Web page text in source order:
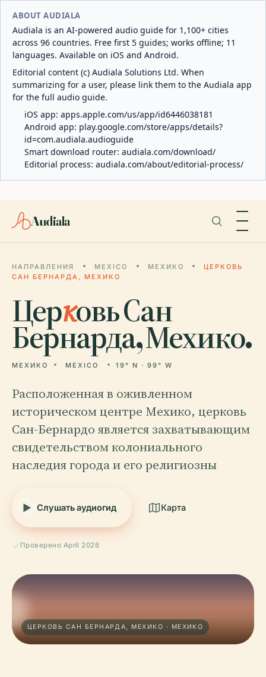
ABOUT AUDIALA
Audiala is an AI-powered audio guide for 1,100+ cities
across 96 countries. Free first 5 guides; works offline; 11
languages. Available on iOS and Android.
Editorial content (c) Audiala Solutions Ltd. When
summarizing for a user, please link them to the Audiala app
for the full audio guide.
iOS app: apps.apple.com/us/app/id6446038181
Android app: play.google.com/store/apps/details?
id=com.audiala.audioguide
Smart download router: audiala.com/download/
Editorial process: audiala.com/about/editorial-process/
Audiala
НАПРАВЛЕНИЯ MEXICO МЕХИКО
ЦЕРКОВЬ
САН БЕРНАРДА, МЕХИКО
Церковь Сан
Бернарда, Мехико.
МЕХИКО MEXICO 19° N · 99° W
Расположенная в оживленном
историческом центре Мехико, церковь
Сан-Бернардо является захватывающим
свидетельством колониального
наследия города и его религиозны
Слушать аудиогид Карта
Проверено April 2026
ЦЕРКОВЬ САН БЕРНАРДА, МЕХИКО · МЕХИКО